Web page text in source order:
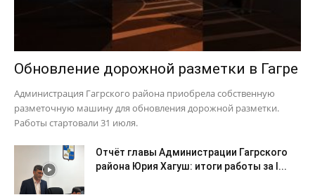
Обновление дорожной разметки в Гагре
Администрация Гагрского района приобрела собственную
разметочную машину для обновления дорожной разметки.
Работы стартовали 31 июля.
Отчёт главы Администрации Гагрского
района Юрия Хагуш: итоги работы за I...